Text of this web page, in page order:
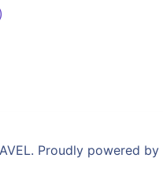
Proudly powered by